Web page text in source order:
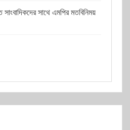
সাথে এমপির মতবিনিময়